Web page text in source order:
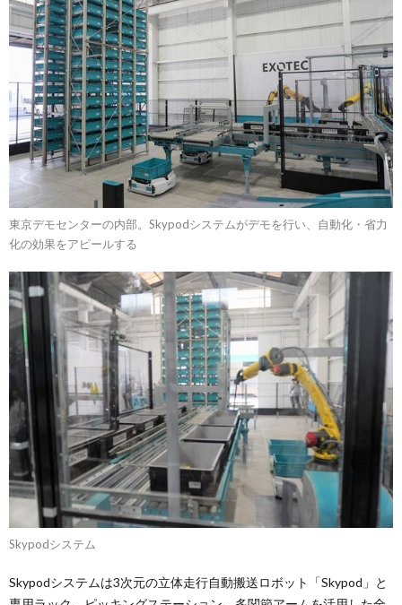
東京デモセンターの内部。Skypodシステムがデモを行い、自動化・省力
化の効果をアピールする
Skypodシステム
Skypodシステムは3次元の立体走行自動搬送ロボット「Skypod」と